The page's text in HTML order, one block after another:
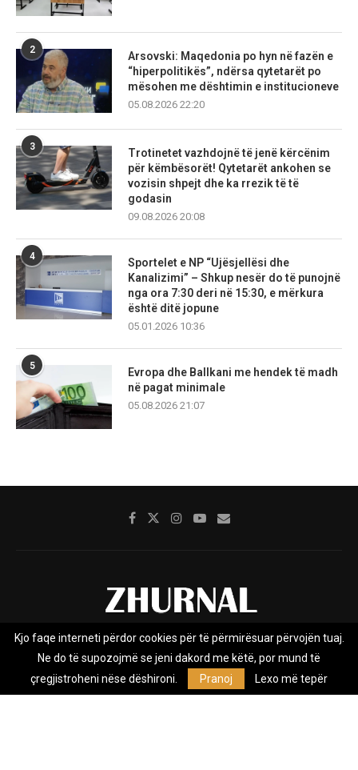
2
Arsovski: Maqedonia po hyn në fazën e
“hiperpolitikës”, ndërsa qytetarët po
mësohen me dështimin e institucioneve
05.08.2026 22:20
3
Trotinetet vazhdojnë të jenë kërcënim
për këmbësorët! Qytetarët ankohen se
vozisin shpejt dhe ka rrezik të të
godasin
09.08.2026 20:08
4
Sportelet e NP “Ujësjellësi dhe
Kanalizimi” – Shkup nesër do të punojnë
nga ora 7:30 deri në 15:30, e mërkura
është ditë jopune
05.01.2026 10:36
5
Evropa dhe Ballkani me hendek të madh
në pagat minimale
05.08.2026 21:07
Rreth nesh Impresumi Marketing
Privacy Policy
Zhurnal.mk është Agjenci e Lajmeve e pavarur, e themeluar në vitin
Kjo faqe interneti përdor cookies për të përmirësuar përvojën tuaj.
Ne do të supozojmë se jeni dakord me këtë, por mund të
çregjistroheni nëse dëshironi.
Pranoj Lexo më tepër